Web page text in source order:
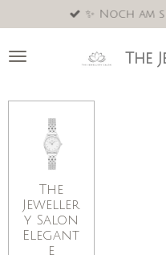
Hauptinhalt
springen
The
✨ Noch am
The
Jeweller
y Salon
Elegant
e